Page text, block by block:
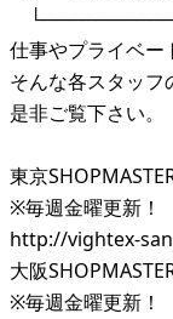
仕事やプライベー
そんな各スタッフ
是非ご覧下さい。
東京
※毎週金曜更新！
http://vightex-
大阪
※毎週金曜更新！